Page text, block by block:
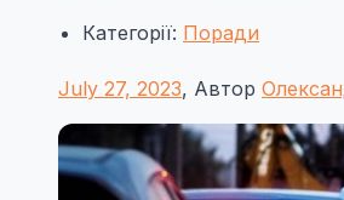
Категорії: Поради
July 27, 2023, Автор